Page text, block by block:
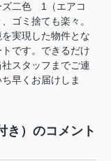
ズ二色 1（エアコ
ゴミ捨ても楽々。
実現した物件とな
です。できるだけ
スタッフまでご連
早くお届けしま
）のコメント